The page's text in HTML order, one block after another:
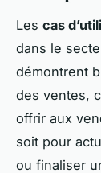
Les cas
dans le
démontrent
des ventes,
offrir aux
soit pour
ou finaliser